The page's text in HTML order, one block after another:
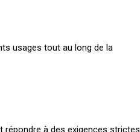
usages tout au long de la
répondre à des exigences strictes